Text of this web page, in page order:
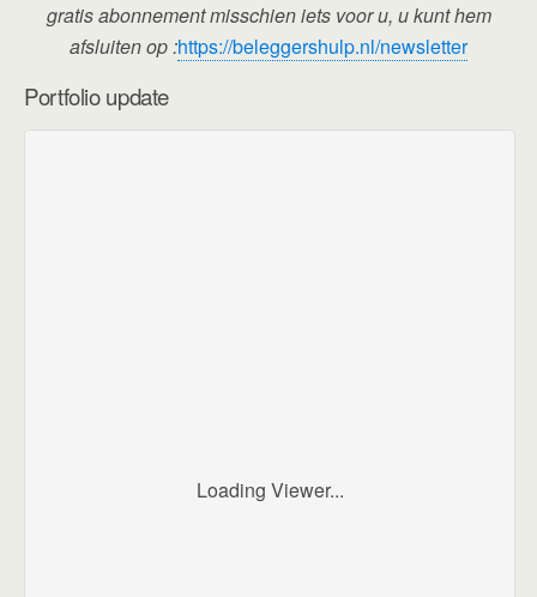
gratis abonnement misschien iets voor u, u kunt hem
afsluiten op :https://beleggershulp.nl/newsletter
Portfolio update
Loading Viewer...